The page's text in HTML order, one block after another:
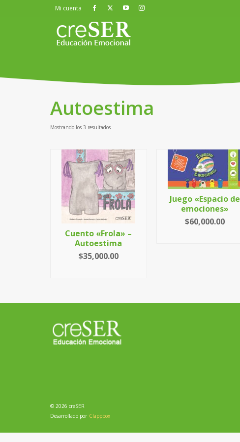
Mi cuenta
Autoestima
Mostrando los 3 resultados
Cuento «Frola» –
Autoestima
$35,000.00
Juego «Espacio de
emociones»
$60,000.00
© 2026 creSER
Desarrollado por Clappbox